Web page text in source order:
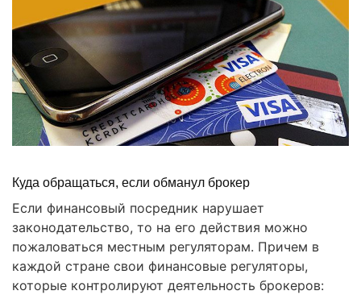
Куда обращаться, если обманул брокер
Если финансовый посредник нарушает
законодательство, то на его действия можно
пожаловаться местным регуляторам. Причем в
каждой стране свои финансовые регуляторы,
которые контролируют деятельность брокеров: